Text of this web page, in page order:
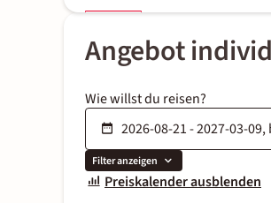
Angebot
Wie willst du reisen?
Filter anzeigen
Preiskalender ausblenden